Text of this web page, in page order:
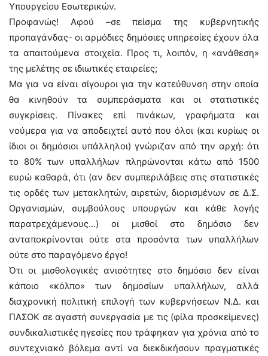
Υπουργείου Εσωτερικών.
Προφανώς! Αφού –σε πείσμα της κυβερνητικής
προπαγάνδας- οι αρμόδιες δημόσιες υπηρεσίες έχουν όλα
τα απαιτούμενα στοιχεία. Προς τι, λοιπόν, η «ανάθεση»
της μελέτης σε ιδιωτικές εταιρείες;
Μα για να είναι σίγουροι για την κατεύθυνση στην οποία
θα κινηθούν τα συμπεράσματα και οι στατιστικές
συγκρίσεις. Πίνακες επί πινάκων, γραφήματα και
νούμερα για να αποδειχτεί αυτό που όλοι (και κυρίως οι
ίδιοι οι δημόσιοι υπάλληλοι) γνώριζαν από την αρχή: ότι
το 80% των υπαλλήλων πληρώνονται κάτω από 1500
ευρώ καθαρά, ότι (αν δεν συμπεριλάβεις στις στατιστικές
τις ορδές των μετακλητών, αιρετών, διορισμένων σε Δ.Σ.
Οργανισμών, συμβούλους υπουργών και κάθε λογής
παρατρεχάμενους…) οι μισθοί στο δημόσιο δεν
ανταποκρίνονται ούτε στα προσόντα των υπαλλήλων
ούτε στο παραγόμενο έργο!
Ότι οι μισθολογικές ανισότητες στο δημόσιο δεν είναι
κάποιο «κόλπο» των δημοσίων υπαλλήλων, αλλά
διαχρονική πολιτική επιλογή των κυβερνήσεων Ν.Δ. και
ΠΑΣΟΚ σε αγαστή συνεργασία με τις (φίλα προσκείμενες)
συνδικαλιστικές ηγεσίες που τράφηκαν για χρόνια από το
συντεχνιακό βόλεμα αντί να διεκδικήσουν πραγματικές